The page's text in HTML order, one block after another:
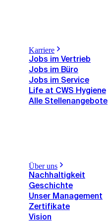
Karriere
Jobs im Vertrieb
Jobs im Büro
Jobs im Service
Life at CWS Hygiene
Alle Stellenangebote
Über uns
Nachhaltigkeit
Geschichte
Unser Management
Zertifikate
Vision